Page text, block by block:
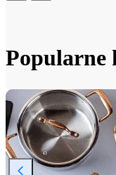
Popularne